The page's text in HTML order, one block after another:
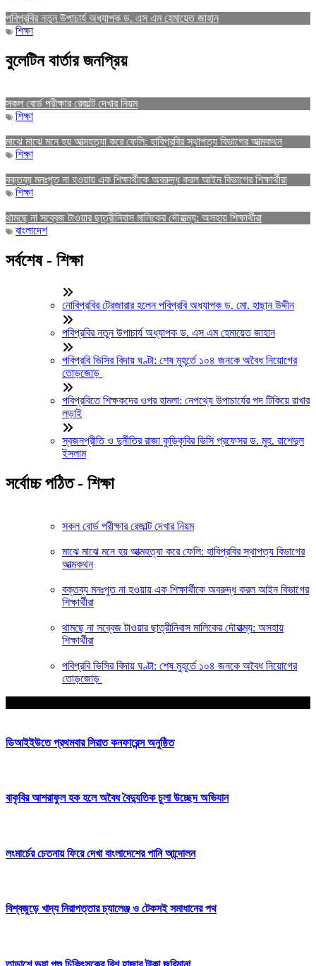
পবিপ্রবির নতুন উপাচার্য অধ্যাপক ড. এস এম হেমায়েত জাহান
শিক্ষা
বুলেটিন বার্তার জনপ্রিয়
সকল বোর্ড পরীক্ষার রেজাল্ট দেখার নিয়ম
শিক্ষা
মাঝে মাঝে মনে হয় আত্মহত্যা করে ফেলি: হাবিপ্রবির স্থাপত্য বিভাগের আত্মকথন
শিক্ষা
বক্তব্য মনঃপুত না হওয়ায় এক শিক্ষার্থীকে অবরুদ্ধ করল আইন বিভাগের শিক্ষার্থীরা
শিক্ষা
থামছে না সব্বেজ টাওয়ার ছাত্রীনিবাস মালিকের দৌরাত্ম্য: অসহায় শিক্ষার্থীরা
বাংলাদেশ
সর্বশেষ - শিক্ষা
নোবিপ্রবির ট্রেজারার হলেন পবিপ্রবি অধ্যাপক ড. মো. হাছান উদ্দীন
পবিপ্রবির নতুন উপাচার্য অধ্যাপক ড. এস এম হেমায়েত জাহান
পবিপ্রবি ভিসির বিদায় ঘণ্টা: শেষ মুহূর্তে ১০৪ জনকে অবৈধ নিয়োগের
তোড়জোড়
পবিপ্রবিতে শিক্ষকদের ওপর হামলা: নেপথ্যে উপাচার্যের পদ টিকিয়ে রাখার
লড়াই
স্বজনপ্রীতি ও দুর্নীতির রাজা কুড়িকৃবির ভিসি প্রফেসর ড. মুহ. রাশেদুল
ইসলাম
সর্বোচ্চ পঠিত - শিক্ষা
সকল বোর্ড পরীক্ষার রেজাল্ট দেখার নিয়ম
মাঝে মাঝে মনে হয় আত্মহত্যা করে ফেলি: হাবিপ্রবির স্থাপত্য বিভাগের
আত্মকথন
বক্তব্য মনঃপুত না হওয়ায় এক শিক্ষার্থীকে অবরুদ্ধ করল আইন বিভাগের
শিক্ষার্থীরা
থামছে না সব্বেজ টাওয়ার ছাত্রীনিবাস মালিকের দৌরাত্ম্য: অসহায়
শিক্ষার্থীরা
পবিপ্রবি ভিসির বিদায় ঘণ্টা: শেষ মুহূর্তে ১০৪ জনকে অবৈধ নিয়োগের
তোড়জোড়
ডিআইইউতে প্রথমবার সিরাত কনফারেন্স অনুষ্ঠিত
বাকৃবির আশরাফুল হক হলে অবৈধ বৈদ্যুতিক চুলা উচ্ছেদ অভিযান
লংমার্চের চেতনায় ফিরে দেখা বাংলাদেশের পানি আন্দোলন
বিশ্বজুড়ে খাদ্য নিরাপত্তার চ্যালেঞ্জ ও টেকসই সমাধানের পথ